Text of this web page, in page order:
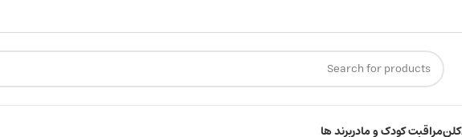
هدیه برای ارسال رایگان برای خرید ۳.۵ میلیون به یالا
مراقبت کودک و مادربرند ها